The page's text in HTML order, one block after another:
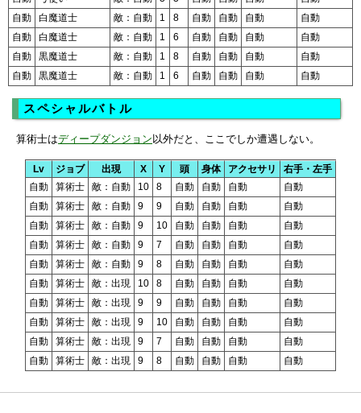
自動
白魔道士 敵：自動 1 8 自動 自動 自動
自動
自動
白魔道士 敵：自動 1 6 自動 自動 自動
自動
自動
黒魔道士 敵：自動 1 8 自動 自動 自動
自動
自動
黒魔道士 敵：自動 1 6 自動 自動 自動 自動
スペシャルバトル
算術士はディープダンジョン 以外だと、ここでしか遭遇しない。
Lv ジョブ 出現 X Y 頭 身体 アクセサリ
右手・左手
自動
算術士 敵：自動 10 8 自動 自動 自動
自動
自動
算術士 敵：自動 9 9 自動 自動 自動
自動
自動
算術士 敵：自動 9 10 自動 自動 自動
自動
自動
算術士 敵：自動 9 7 自動 自動 自動
自動
自動
算術士 敵：自動 9 8 自動 自動 自動
自動
自動
算術士 敵：出現 10 8 自動 自動 自動
自動
自動
算術士 敵：出現 9 9 自動 自動 自動
自動
自動
算術士 敵：出現 9 10 自動 自動 自動
自動
自動
算術士 敵：出現 9 7 自動 自動 自動
自動
自動
算術士 敵：出現 9 8 自動 自動 自動 自動